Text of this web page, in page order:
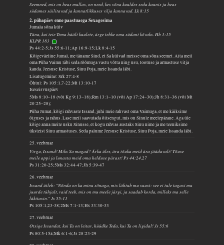
Seemned, mis on heas mullas, on need, kes sõna kuuldes seda kaunis ja heas
südames säilitavad ja kannatlikkuses vilja kannavad. Lk 8:15
2. pühapäev enne paastuaega Sexagesima
Jumala sõna külv
Täna, kui teie Tema häält kuulete, ärge tehke oma südant kõvaks. Hb 3:15
KLPR 183
Ps 44:2-5;Js 55:6-11;Ap 16:9-15;Lk 8:4-15
Kõigeväeline Jumal, me täname Sind, et Sa külvad meisse oma sõna seemet. Aita meil
oma Püha Vaimu läbi seda rõõmuga vastu võtta ning usu, lootuse ja armastuse vilja
kanda. Jeesuse Kristuse, Sinu Poja, meie Issanda läbi.
Lisalugemine: Srk 27:4-8
Õhtul: Ps 105:1,7-22;Mt 13:10-17
Iseseisvuspäev
5Ms 8:10–18 (või Kg 9:13–18);Rm 13:1–10 (või Ap 17:24–30);Jh 8:31–36 (või Mt
20:25–28);
Püha Jumal, kõigi rahvaste Issand, juhi meie rahvast oma Vaimuga, et me käiksime
õiguses ja rahus. Lase meil saavutada õitsengut, mis on Sinule meelepärane. Aga üle
kõige anna meile usku Sinusse, et kogu rahvas austaks Sinu nime ja me teeniksime
üksteist Sinu armastuses. Seda palume Jeesuse Kristuse, Sinu Poja, meie Issanda läbi.
25. veebruar
Virgu, Issand! Miks Sa magad? Ärka üles, ära tõuka meid ära jäädavalt! Tõuse
meile appi ja lunasta meid oma helduse pärast! Ps 44:24,27
Ps 31:20-25;5Ms 32:44-47;Jh 5:39-47
26. veebruar
Issand ütleb: "Nõnda on ka minu sõnaga, mis lähtub mu suust: see ei tule tagasi mu
juurde tühjalt, vaid teeb, mis on mu meele järgi, ja saadab korda, milleks ma selle
läkitasin." Js 55:11
Ps 105:1,23-38;2Ms 7:1-13;Hs 33:30-33
27. veebruar
Otsige Issandat, kui Ta on leitav, hüüdke Teda, kui Ta on ligidal! Js 55:6
Ps 80:5-15a;Mk 6:1-6;Js 28:23-29